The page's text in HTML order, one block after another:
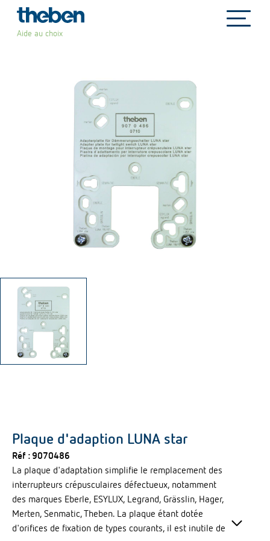
Aide au choix
Plaque d'adaption LUNA star
Réf : 9070486
file_copy
La plaque d'adaptation simplifie le remplacement des
interrupteurs crépusculaires défectueux, notamment
des marques Eberle, ESYLUX, Legrand, Grässlin, Hager,
Merten, Senmatic, Theben. La plaque étant dotée
d'orifices de fixation de types courants, il est inutile de
keyboard_arrow_down